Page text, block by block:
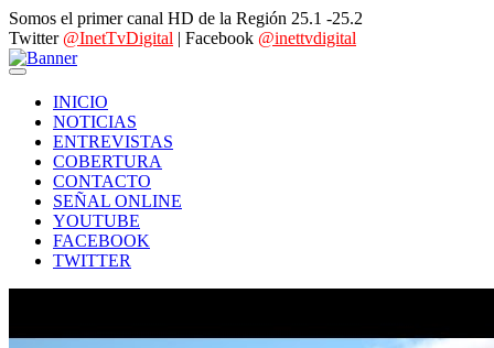
Somos el primer canal HD de la Región 25.1 -25.2
Twitter @InetTvDigital | Facebook @inettvdigital
INICIO
NOTICIAS
ENTREVISTAS
COBERTURA
CONTACTO
SEÑAL ONLINE
YOUTUBE
FACEBOOK
TWITTER